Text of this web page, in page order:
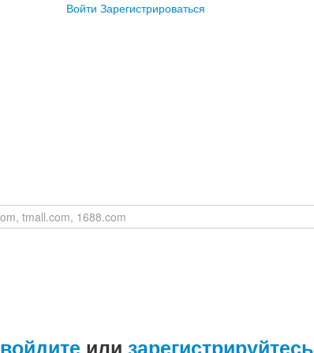
Войти Зарегистрироваться